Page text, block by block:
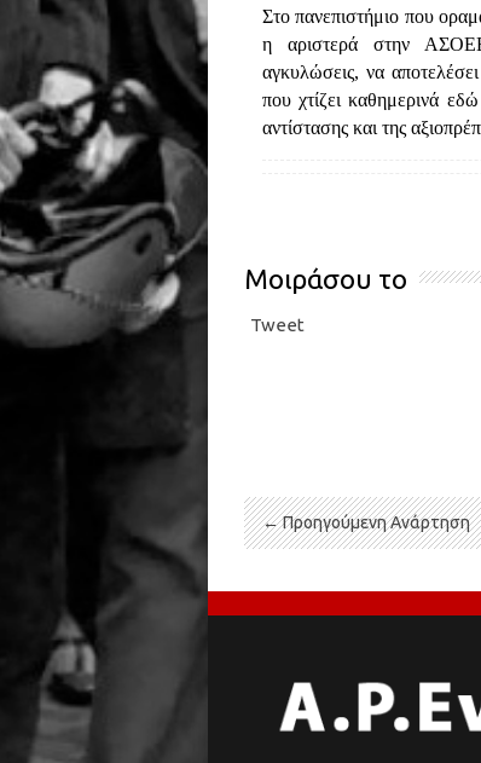
Στο πανεπιστήμιο που
η αριστερά στην ΑΣΟΕΕ,
αγκυλώσεις, να
που χτίζει καθημερινά
αντίστασης και της
Μοιράσου το
Tweet
← Προηγούμενη Ανάρτηση